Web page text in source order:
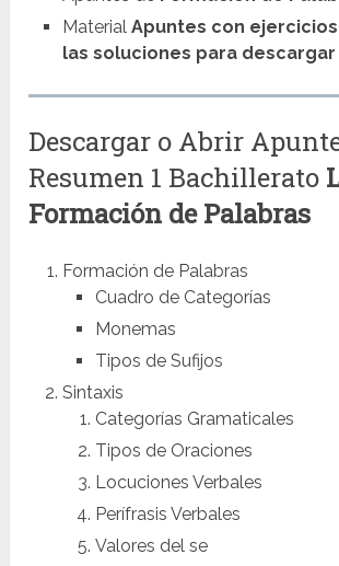
Material Apuntes con
las soluciones para descargar
Descargar o Abrir
Resumen 1 Bachillerato
Formación de Palabras
Formación de Palabras
Cuadro de Categorías
Monemas
Tipos de Sufijos
Sintaxis
Categorías Gramaticales
Tipos de Oraciones
Locuciones Verbales
Perífrasis Verbales
Valores del se